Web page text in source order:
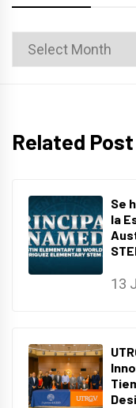
News
Archives
Related Post
Se
la
13